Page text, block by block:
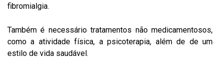
fibromialgia.
Também é necessário tratamentos não medicamentosos,
como a atividade física, a psicoterapia, além de de um
estilo de vida saudável.